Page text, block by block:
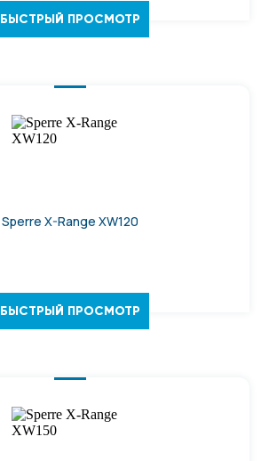
БЫСТРЫЙ ПРОСМОТР
Sperre X-Range XW120
БЫСТРЫЙ ПРОСМОТР